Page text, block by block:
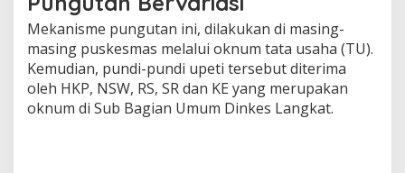
Mekanisme pungutan ini, dilakukan di masing-
masing puskesmas melalui oknum tata usaha (TU).
Kemudian, pundi-pundi upeti tersebut diterima
oleh HKP, NSW, RS, SR dan KE yang merupakan
oknum di Sub Bagian Umum Dinkes Langkat.